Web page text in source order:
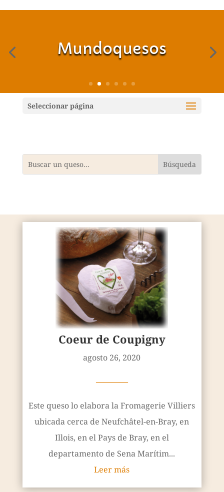
Mundoquesos
Seleccionar página
Coeur de Coupigny
agosto 26, 2020
————
Este queso lo elabora la Fromagerie Villiers
ubicada cerca de Neufchâtel-en-Bray, en
Illois, en el Pays de Bray, en el
departamento de Sena Marítim...
Leer más